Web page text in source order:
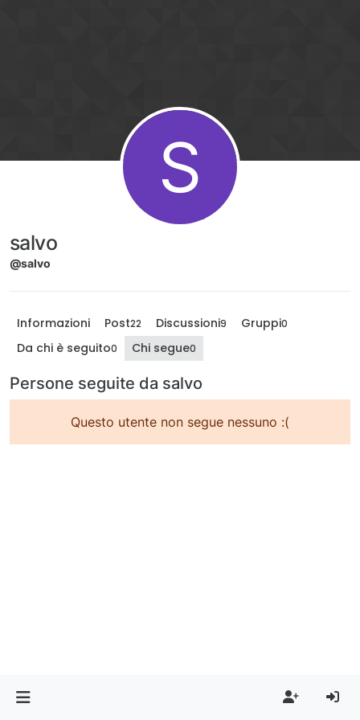
S
salvo
@salvo
Informazioni Post22 Discussioni9 Gruppi0
Da chi è seguito0 Chi segue0
Persone seguite da salvo
Questo utente non segue nessuno :(